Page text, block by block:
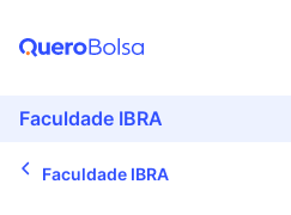
Faculdade IBRA
Faculdade IBRA